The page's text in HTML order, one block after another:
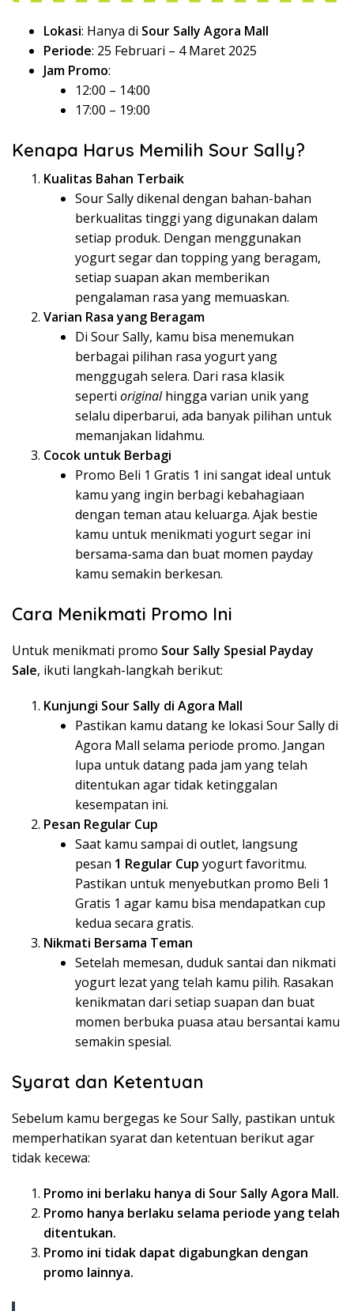
Lokasi: Hanya di Sour Sally Agora Mall
Periode: 25 Februari – 4 Maret 2025
Jam Promo:
12:00 – 14:00
17:00 – 19:00
Kenapa Harus Memilih Sour Sally?
Kualitas Bahan Terbaik
Sour Sally dikenal dengan bahan-bahan
berkualitas tinggi yang digunakan dalam
setiap produk. Dengan menggunakan
yogurt segar dan topping yang beragam,
setiap suapan akan memberikan
pengalaman rasa yang memuaskan.
Varian Rasa yang Beragam
Di Sour Sally, kamu bisa menemukan
berbagai pilihan rasa yogurt yang
menggugah selera. Dari rasa klasik
seperti originalhingga varian unik yang
selalu diperbarui, ada banyak pilihan untuk
memanjakan lidahmu.
Cocok untuk Berbagi
Promo Beli 1 Gratis 1 ini sangat ideal untuk
kamu yang ingin berbagi kebahagiaan
dengan teman atau keluarga. Ajak bestie
kamu untuk menikmati yogurt segar ini
bersama-sama dan buat momen payday
kamu semakin berkesan.
Cara Menikmati Promo Ini
Untuk menikmati promo Sour Sally Spesial Payday
Sale, ikuti langkah-langkah berikut:
Kunjungi Sour Sally di Agora Mall
Pastikan kamu datang ke lokasi Sour Sally di
Agora Mall selama periode promo. Jangan
lupa untuk datang pada jam yang telah
ditentukan agar tidak ketinggalan
kesempatan ini.
Pesan Regular Cup
Saat kamu sampai di outlet, langsung
pesan 1 Regular Cup yogurt favoritmu.
Pastikan untuk menyebutkan promo Beli 1
Gratis 1 agar kamu bisa mendapatkan cup
kedua secara gratis.
Nikmati Bersama Teman
Setelah memesan, duduk santai dan nikmati
yogurt lezat yang telah kamu pilih. Rasakan
kenikmatan dari setiap suapan dan buat
momen berbuka puasa atau bersantai kamu
semakin spesial.
Syarat dan Ketentuan
Sebelum kamu bergegas ke Sour Sally, pastikan untuk
memperhatikan syarat dan ketentuan berikut agar
tidak kecewa:
Promo ini berlaku hanya di Sour Sally Agora Mall.
Promo hanya berlaku selama periode yang telah
ditentukan.
Promo ini tidak dapat digabungkan dengan
promo lainnya.